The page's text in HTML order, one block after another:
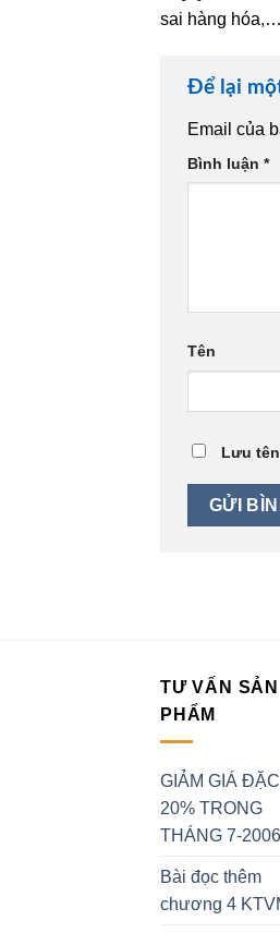
sai hàng
Để lại
Email của
Bình luận *
Tên
Lưu
TƯ VẤN SẢN
PHẨM
GIẢM GIÁ
20% TRONG
THÁNG 7-2006
Bài đọc thêm
chương 4